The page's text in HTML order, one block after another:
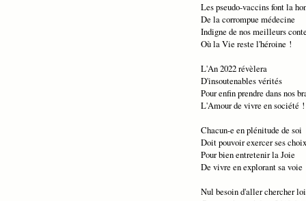
Les pseudo-vaccins font la
De la corrompue médecine
Indigne de nos meilleurs
Où la Vie reste l'héroine !
L'An 2022 révèlera
D'insoutenables vérités
Pour enfin prendre dans nos
L'Amour de vivre en société !
Chacun-e en plénitude de soi
Doit pouvoir exercer ses choix
Pour bien entretenir la Joie
De vivre en explorant sa voie
Nul besoin d'aller chercher